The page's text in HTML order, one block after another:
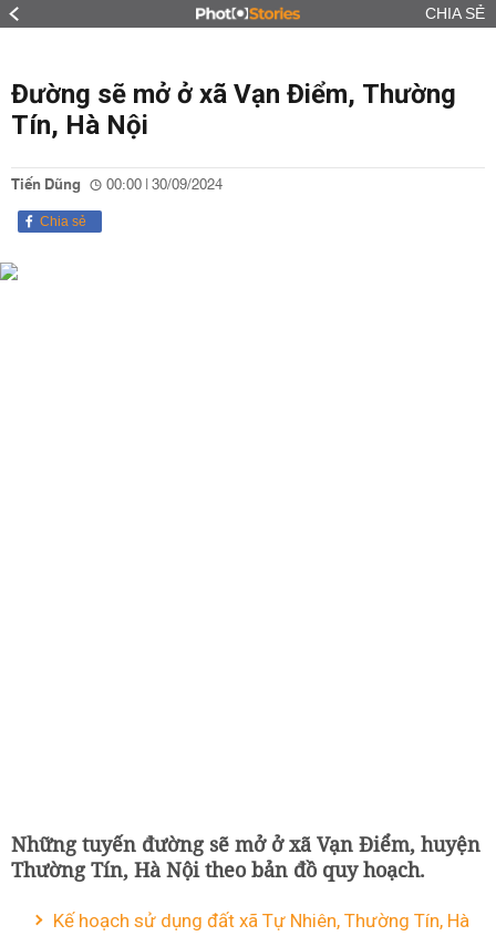
CHIA SẺ
Đường sẽ mở ở xã Vạn Điểm, Thường
Tín, Hà Nội
Tiến Dũng 00:00 | 30/09/2024
Chia sẻ
Những tuyến đường sẽ mở ở xã Vạn Điểm, huyện
Thường Tín, Hà Nội theo bản đồ quy hoạch.
Kế hoạch sử dụng đất xã Tự Nhiên, Thường Tín, Hà